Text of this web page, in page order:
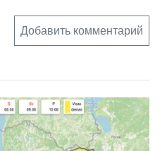
Добавить комментарий